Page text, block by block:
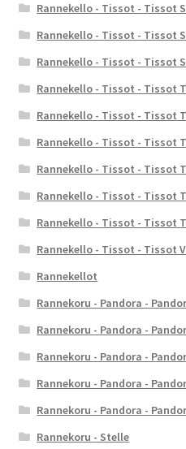
Rannekello - Tissot - Tissot
Rannekello - Tissot - Tissot
Rannekello - Tissot - Tissot
Rannekello - Tissot - Tissot
Rannekello - Tissot - Tissot
Rannekello - Tissot - Tissot
Rannekello - Tissot - Tissot
Rannekello - Tissot - Tissot
Rannekello - Tissot - Tissot
Rannekello - Tissot - Tissot
Rannekellot
Rannekoru - Pandora -
Rannekoru - Pandora -
Rannekoru - Pandora -
Rannekoru - Pandora -
Rannekoru - Pandora -
Rannekoru - Stelle